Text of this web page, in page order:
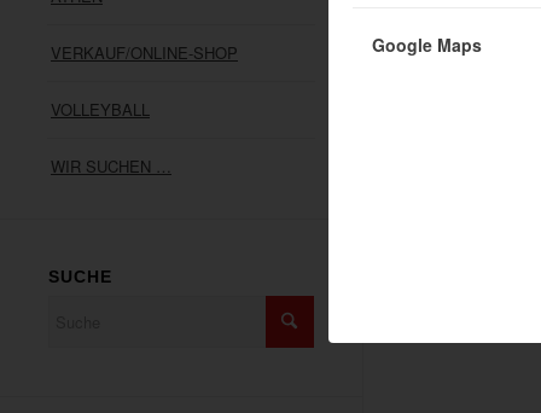
Google Maps
VERKAUF/ONLINE-SHOP
VOLLEYBALL
WIR SUCHEN …
SUCHE
SV05